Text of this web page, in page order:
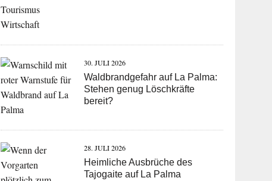
30. JULI 2026
Waldbrandgefahr auf La Palma:
Stehen genug Löschkräfte
bereit?
28. JULI 2026
Heimliche Ausbrüche des
Tajogaite auf La Palma